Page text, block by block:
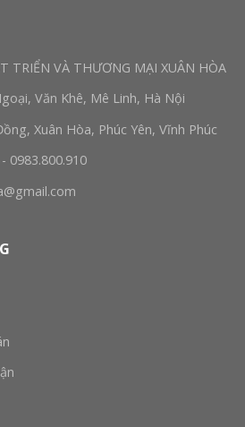
TRIỂN VÀ THƯƠNG MẠI XUÂN HÒA
Văn Khê, Mê Linh, Hà Nội
Xuân Hòa, Phúc Yên, Vĩnh Phúc
0983.800.910